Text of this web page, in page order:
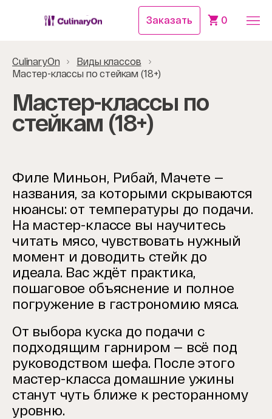
Заказать 0
CulinaryOn
Виды классов
Мастер-классы по стейкам (18+)
Мастер-классы по
стейкам (18+)
Филе Миньон, Рибай, Мачете —
названия, за которыми скрываются
нюансы: от температуры до подачи.
На мастер-классе вы научитесь
читать мясо, чувствовать нужный
момент и доводить стейк до
идеала. Вас ждёт практика,
пошаговое объяснение и полное
погружение в гастрономию мяса.
От выбора куска до подачи с
подходящим гарниром — всё под
руководством шефа. После этого
мастер-класса домашние ужины
станут чуть ближе к ресторанному
уровню.